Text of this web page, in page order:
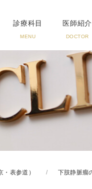
診療科目
MENU
医師紹介
DOCTOR
表参道） 下肢静脈瘤